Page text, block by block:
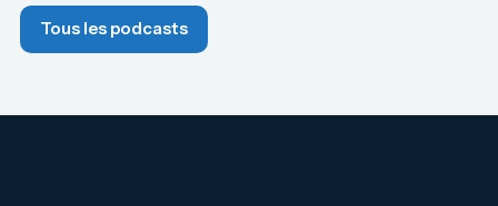
Tous les podcasts